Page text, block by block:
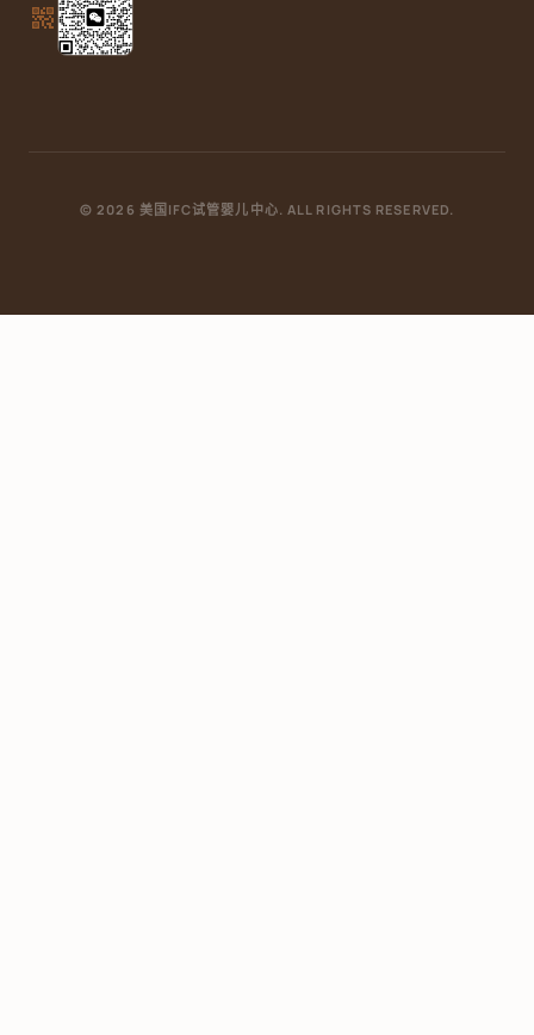
qr_code_2
© 2026 美国IFC试管婴儿中心. ALL RIGHTS RESERVED.